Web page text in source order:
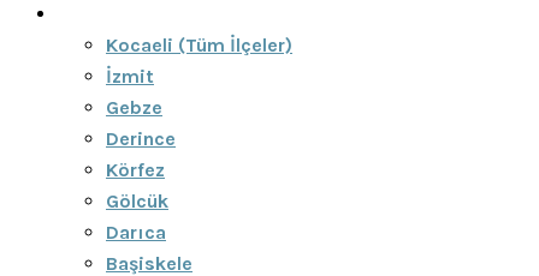
Kocaeli (Tüm İlçeler)
İzmit
Gebze
Derince
Körfez
Gölcük
Darıca
Başiskele